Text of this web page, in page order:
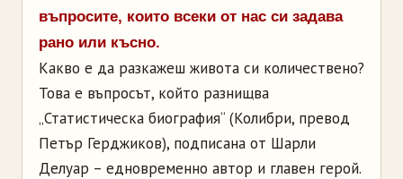
въпросите, които всеки от нас си задава
рано или късно.
Какво е да разкажеш живота си количествено?
Това е въпросът, който разнищва
„Статистическа биография“ (Колибри, превод
Петър Герджиков), подписана от Шарли
Делуар – едновременно автор и главен герой.